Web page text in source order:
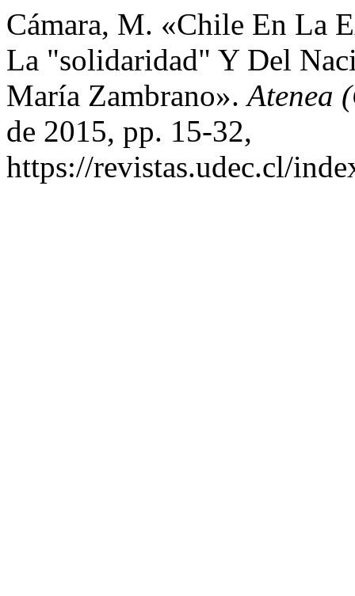
Cámara, M. «Chile En La
La "solidaridad" Y Del
María Zambrano».Atenea
de 2015, pp. 15-32,
https://revistas.udec.cl/